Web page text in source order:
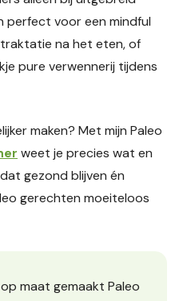
perfect voor een mindful
na het eten, of
pure verwennerij tijdens
maken? Met mijn Paleo
weet je precies wat en
gezond blijven én
gerechten moeiteloos
maat gemaakt Paleo